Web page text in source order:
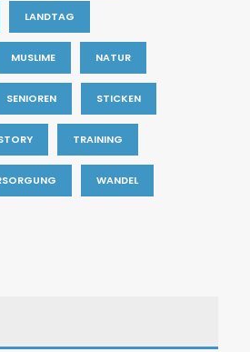
LANDTAG
MUSLIME NATUR
SENIOREN STICKEN
TRAINING
WANDEL